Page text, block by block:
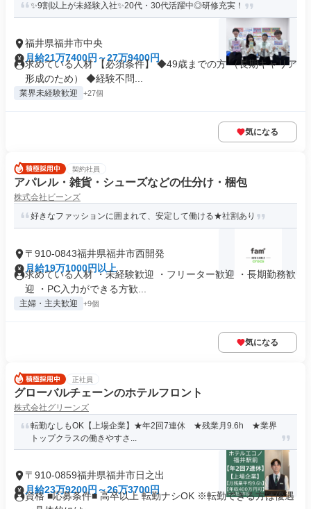
✨9割以上が未経験入社✨20代・30代活躍中◎研修充実！
福井県福井市中央
月給21万7400円～27万9400円
求めている人材 【必須条件】 ◆49歳までの方 （長期キャリア
形成のため） ◆経験不問...
業界未経験歓迎 +27個
気になる
契約社員
アパレル・雑貨・シューズなどの仕分け・梱包
株式会社ビーンズ
好きなファッションに囲まれて、安定して働ける★社割あり
〒910-0843福井県福井市西開発
月給19万1000円以上
求めている人材 ・未経験歓迎 ・フリーター歓迎 ・長期勤務歓
迎 ・PC入力ができる方歓...
主婦・主夫歓迎 +9個
気になる
正社員
グローバルチェーンのホテルフロント
株式会社グリーンズ
転勤なしもOK【上場企業】★年2回7連休 ★残業月9.6h ★業界
トップクラスの働きやすさ...
〒910-0859福井県福井市日之出
月給23万9200円～26万3700円
資格 ■応募条件■ 高卒以上 転勤ナシOK ※転勤できる方は優遇